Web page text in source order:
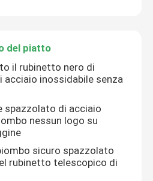
del piatto
il rubinetto nero di
inossidabile senza
di acciaio
nessun logo su
sicuro spazzolato
rubinetto telescopico di